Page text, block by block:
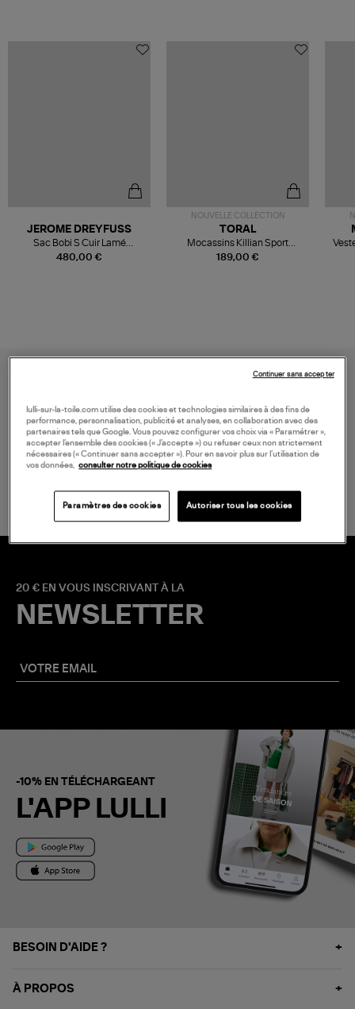
480,00 €
JEROME DREYFUSS
Sac Bobi S Cuir Lamé
Champagne
NOUVELLE COLLECTION
189,00 €
TORAL
Mocassins Killian Sport
Mousse
LIVRAISON GRATUITE
20 € EN VOUS INSCRIVANT À LA
NEWSLETTER
-10% EN TÉLÉCHARGEANT
L'APP LULLI
BESOIN D'AIDE ?
À PROPOS
lulli-sur-la-toile.com utilise des cookies et technologies similaires à des fins de
performance, personnalisation, publicité et analyses, en collaboration avec des
partenaires tels que Google. Vous pouvez configurer vos choix via « Paramétrer »,
accepter l’ensemble des cookies (« J’accepte ») ou refuser ceux non strictement
nécessaires (« Continuer sans accepter »). Pour en savoir plus sur l’utilisation de
vos données,
consulter notre politique de cookies
Paramètres des cookies Autoriser tous les cookies
Continuer sans accepter